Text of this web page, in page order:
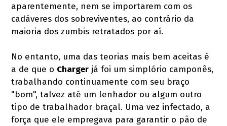
aparentemente, nem se importarem com os
cadáveres dos sobreviventes, ao contrário da
maioria dos zumbis retratados por aí.
No entanto, uma das teorias mais bem aceitas é
a de que o Charger já foi um simplório camponês,
trabalhando continuamente com seu braço
"bom", talvez até um lenhador ou algum outro
tipo de trabalhador braçal. Uma vez infectado, a
força que ele empregava para garantir o pão de